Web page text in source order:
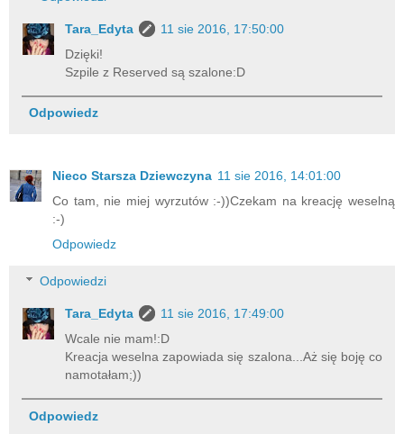
Tara_Edyta
11 sie 2016, 17:50:00
Dzięki!
Szpile z Reserved są szalone:D
Odpowiedz
Nieco Starsza Dziewczyna 11 sie 2016, 14:01:00
Co tam, nie miej wyrzutów :-))Czekam na kreację weselną
:-)
Odpowiedz
Odpowiedzi
Tara_Edyta
11 sie 2016, 17:49:00
Wcale nie mam!:D
Kreacja weselna zapowiada się szalona...Aż się boję co
namotałam;))
Odpowiedz